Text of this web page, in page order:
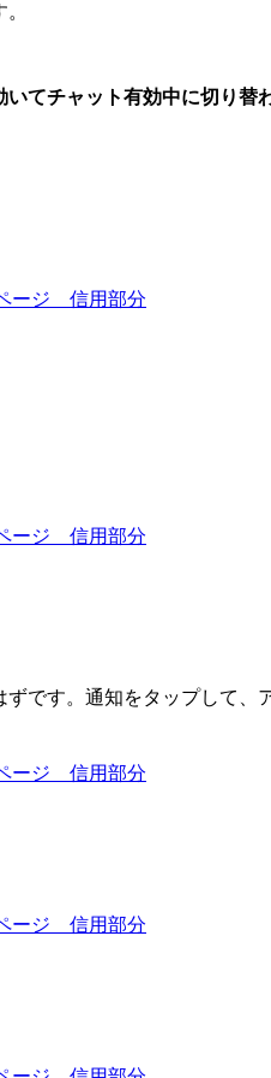
てチャット有効中に切り替
です。通知をタップして、